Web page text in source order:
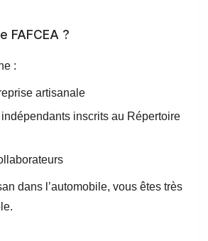
FAFCEA ?
:
artisanale
inscrits au Répertoire
dans l’automobile, vous êtes très